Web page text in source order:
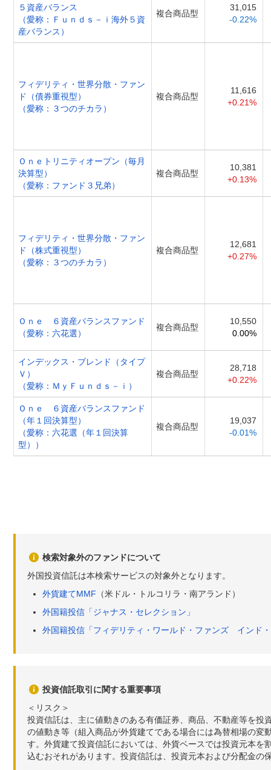
５資産バランス
（愛称：Ｆｕｎｄｓ－ｉ海外５資
産バランス）
複合商品型
31,015
-0.22%
フィデリティ・世界分散・ファン
ド（債券重視型）
（愛称：３つのチカラ）
複合商品型
11,616
+0.21%
Ｏｎｅトリニティオープン（毎月
決算型）
（愛称：ファンド３兄弟）
複合商品型
10,381
+0.13%
フィデリティ・世界分散・ファン
ド（株式重視型）
（愛称：３つのチカラ）
複合商品型
12,681
+0.27%
Ｏｎｅ ６資産バランスファンド
（愛称：六花選）
複合商品型
10,550
0.00%
インデックス・ブレンド（タイプ
Ｖ）
（愛称：ＭｙＦｕｎｄｓ－ｉ）
複合商品型
28,718
+0.22%
Ｏｎｅ ６資産バランスファンド
（年１回決算型）
（愛称：六花選（年１回決算
型））
複合商品型
19,037
-0.01%
検索対象外のファンドについて
外国投資信託は本検索サービスの対象外となります。
外貨建てMMF （米ドル・トルコリラ・南アランド）
外国籍投信「ジャナス・セレクション」
外国籍投信「フィデリティ・ワールド・ファンズ インド
投資信託取引に関する重要事項
＜リスク＞
投資信託は、主に値動きのある有価証券、商品、不動産等を
の値動き等（組入商品が外貨建てである場合には為替相場の
す。外貨建て投資信託においては、外貨ベースでは投資元本
込むおそれがあります。投資信託は、投資元本および分配金の